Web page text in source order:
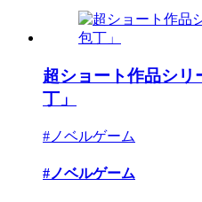
超ショート作品シリ
丁」
#ノベルゲーム
#ノベルゲーム